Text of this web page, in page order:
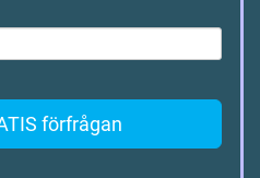
förfrågan